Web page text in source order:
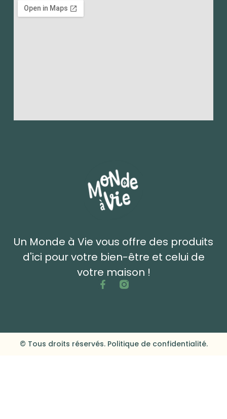
Un Monde à Vie vous offre des produits
d'ici pour votre bien-être et celui de
votre maison !
© Tous droits réservés. Politique de confidentialité.